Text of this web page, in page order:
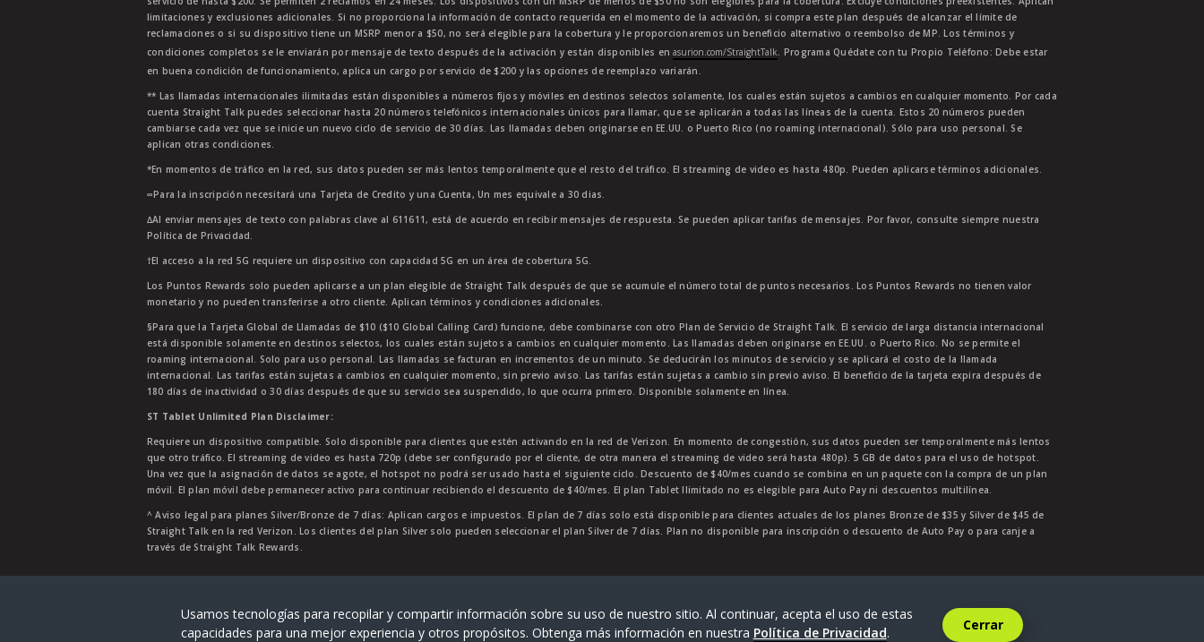
limitaciones y exclusiones adicionales. Si no proporciona la información de contacto requerida en el momento de la activación, si compra este plan después de alcanzar el límite de
reclamaciones o si su dispositivo tiene un MSRP menor a $50, no será elegible para la cobertura y le proporcionaremos un beneficio alternativo o reembolso de MP. Los términos y
condiciones completos se le enviarán por mensaje de texto después de la activación y están disponibles enasurion.com/StraightTalk . Programa Quédate con tu Propio Teléfono: Debe estar
en buena condición de funcionamiento, aplica un cargo por servicio de $200 y las opciones de reemplazo variarán.
** Las llamadas internacionales ilimitadas están disponibles a números fijos y móviles en destinos selectos solamente, los cuales están sujetos a cambios en cualquier momento. Por cada
cuenta Straight Talk puedes seleccionar hasta 20 números telefónicos internacionales únicos para llamar, que se aplicarán a todas las líneas de la cuenta. Estos 20 números pueden
cambiarse cada vez que se inicie un nuevo ciclo de servicio de 30 días. Las llamadas deben originarse en EE.UU. o Puerto Rico (no roaming internacional). Sólo para uso personal. Se
aplican otras condiciones.
*En momentos de tráfico en la red, sus datos pueden ser más lentos temporalmente que el resto del tráfico. El streaming de video es hasta 480p. Pueden aplicarse términos adicionales.
∞Para la inscripción necesitará una Tarjeta de Credito y una Cuenta, Un mes equivale a 30 dias.
∆Al enviar mensajes de texto con palabras clave al 611611, está de acuerdo en recibir mensajes de respuesta. Se pueden aplicar tarifas de mensajes. Por favor, consulte siempre nuestra
Política de Privacidad.
†El acceso a la red 5G requiere un dispositivo con capacidad 5G en un área de cobertura 5G.
Los Puntos Rewards solo pueden aplicarse a un plan elegible de Straight Talk después de que se acumule el número total de puntos necesarios. Los Puntos Rewards no tienen valor
monetario y no pueden transferirse a otro cliente. Aplican términos y condiciones adicionales.
§Para que la Tarjeta Global de Llamadas de $10 ($10 Global Calling Card) funcione, debe combinarse con otro Plan de Servicio de Straight Talk. El servicio de larga distancia internacional
está disponible solamente en destinos selectos, los cuales están sujetos a cambios en cualquier momento. Las llamadas deben originarse en EE.UU. o Puerto Rico. No se permite el
roaming internacional. Solo para uso personal. Las llamadas se facturan en incrementos de un minuto. Se deducirán los minutos de servicio y se aplicará el costo de la llamada
internacional. Las tarifas están sujetas a cambios en cualquier momento, sin previo aviso. Las tarifas están sujetas a cambio sin previo aviso. El beneficio de la tarjeta expira después de
180 días de inactividad o 30 días después de que su servicio sea suspendido, lo que ocurra primero. Disponible solamente en línea.
ST Tablet Unlimited Plan Disclaimer:
Requiere un dispositivo compatible. Solo disponible para clientes que estén activando en la red de Verizon. En momento de congestión, sus datos pueden ser temporalmente más lentos
que otro tráfico. El streaming de video es hasta 720p (debe ser configurado por el cliente, de otra manera el streaming de video será hasta 480p). 5 GB de datos para el uso de hotspot.
Una vez que la asignación de datos se agote, el hotspot no podrá ser usado hasta el siguiente ciclo. Descuento de $40/mes cuando se combina en un paquete con la compra de un plan
móvil. El plan móvil debe permanecer activo para continuar recibiendo el descuento de $40/mes. El plan Tablet Ilimitado no es elegible para Auto Pay ni descuentos multilínea.
^ Aviso legal para planes Silver/Bronze de 7 días: Aplican cargos e impuestos. El plan de 7 días solo está disponible para clientes actuales de los planes Bronze de $35 y Silver de $45 de
Straight Talk en la red Verizon. Los clientes del plan Silver solo pueden seleccionar el plan Silver de 7 días. Plan no disponible para inscripción o descuento de Auto Pay o para canje a
través de Straight Talk Rewards.
Straight Talk® es una marca registrada de TracFone Wireless, Inc., una empresa de Verizon.2026.
Usamos tecnologías para recopilar y compartir información sobre su uso de nuestro sitio. Al continuar, acepta el uso de estas
capacidades para una mejor experiencia y otros propósitos. Obtenga más información en nuestra Política de Privacidad. Cerrar